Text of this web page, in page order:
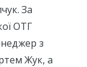
За
ОТГ
з
Жук, а